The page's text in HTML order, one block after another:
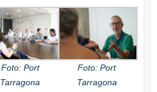
Foto: Port
Tarragona
Foto: Port
Tarragona